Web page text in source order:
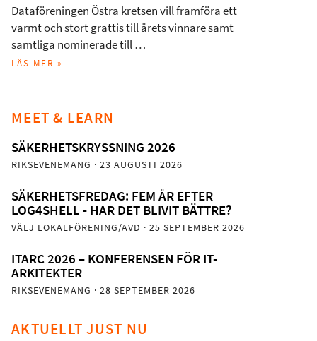
Dataföreningen Östra kretsen vill framföra ett
varmt och stort grattis till årets vinnare samt
samtliga nominerade till …
LÄS MER »
MEET & LEARN
SÄKERHETSKRYSSNING 2026
RIKSEVENEMANG · 23 AUGUSTI 2026
SÄKERHETSFREDAG: FEM ÅR EFTER
LOG4SHELL - HAR DET BLIVIT BÄTTRE?
VÄLJ LOKALFÖRENING/AVD · 25 SEPTEMBER 2026
ITARC 2026 – KONFERENSEN FÖR IT-
ARKITEKTER
RIKSEVENEMANG · 28 SEPTEMBER 2026
AKTUELLT JUST NU